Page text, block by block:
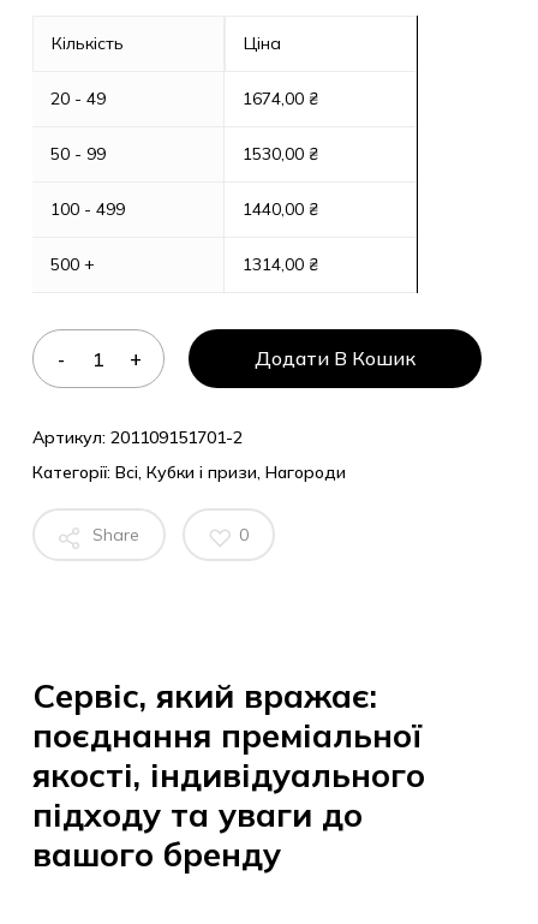
Кількість
20 - 49
50 - 99
100 - 499
500 +
Ціна
1674,00 ₴
1530,00 ₴
1440,00 ₴
1314,00 ₴
Додати В Кошик
Артикул: 201109151701-2
Категорії: Всі, Кубки і призи, Нагороди
Share 0
Сервіс, який вражає:
поєднання преміальної
якості, індивідуального
підходу та уваги до
вашого бренду